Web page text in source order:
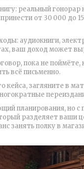
реальный
от 30 000 до
аудиокниги,
ваш доход может
пока не поймёте,
всё письменно.
кейса, загляните в
планирования, но
разделяет ваши
занять полку в